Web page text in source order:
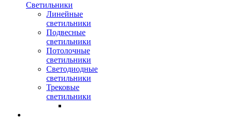
Светильники
Линейные
светильники
Подвесные
светильники
Потолочные
светильники
Светодиодные
светильники
Трековые
светильники